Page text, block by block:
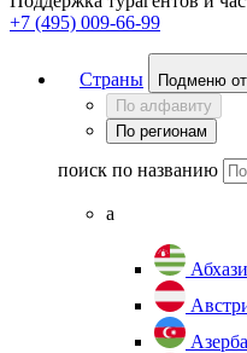
+7 (495) 009-66-99
Страны
Подменю
По алфавиту
По регионам
поиск по названию
а